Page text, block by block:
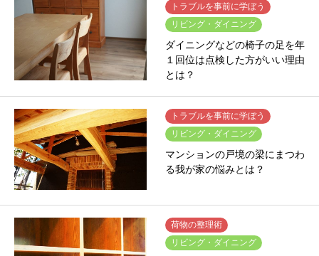
トラブルを事前に学ぼう
リビング・ダイニング
ダイニングなどの椅子の足を年
１回位は点検した方がいい理由
とは？
トラブルを事前に学ぼう
リビング・ダイニング
マンションの戸境の梁にまつわ
る我が家の悩みとは？
荷物の整理術
リビング・ダイニング